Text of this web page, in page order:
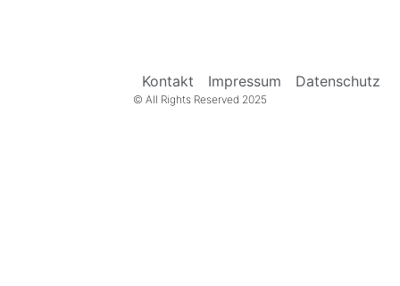
Kontakt Impressum Datenschutz
© All Rights Reserved 2025